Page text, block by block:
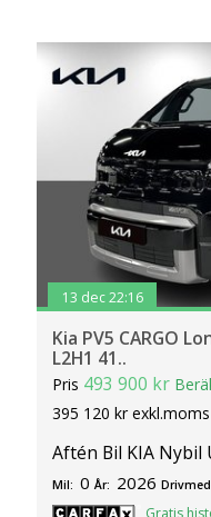
13 dec 22:16
Kia PV5 CARGO
L2H1 41..
Pris 493 900 kr
395 120 kr exkl.moms
Aftén Bil KIA Nybil
Mil: 0 År: 2026
Gratis